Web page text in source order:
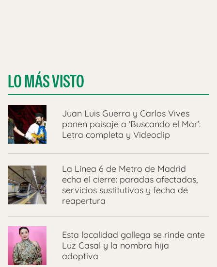
LO MÁS VISTO
Juan Luis Guerra y Carlos Vives
ponen paisaje a ‘Buscando el Mar’:
Letra completa y Videoclip
La Línea 6 de Metro de Madrid
echa el cierre: paradas afectadas,
servicios sustitutivos y fecha de
reapertura
Esta localidad gallega se rinde ante
Luz Casal y la nombra hija
adoptiva